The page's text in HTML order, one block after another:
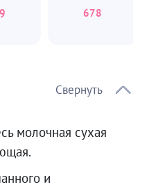
678
молочная сухая
и